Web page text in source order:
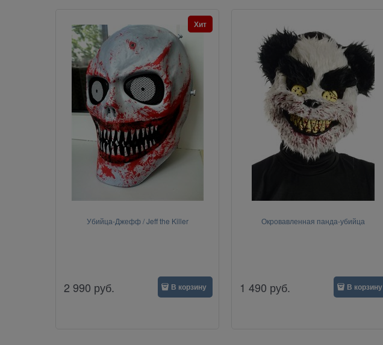
Убийца-Джефф / Jeff the Killer
Хит
2 990 руб. В корзину
Окровавленная панда-убийца
1 490 руб. В корзину